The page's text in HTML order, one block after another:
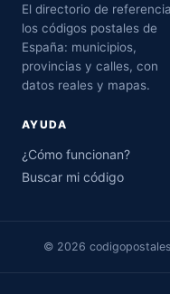
El directorio de
los códigos postales de
España: municipios,
provincias y calles, con
datos reales y mapas.
AYUDA
¿Cómo funcionan?
Buscar mi código
© 2026